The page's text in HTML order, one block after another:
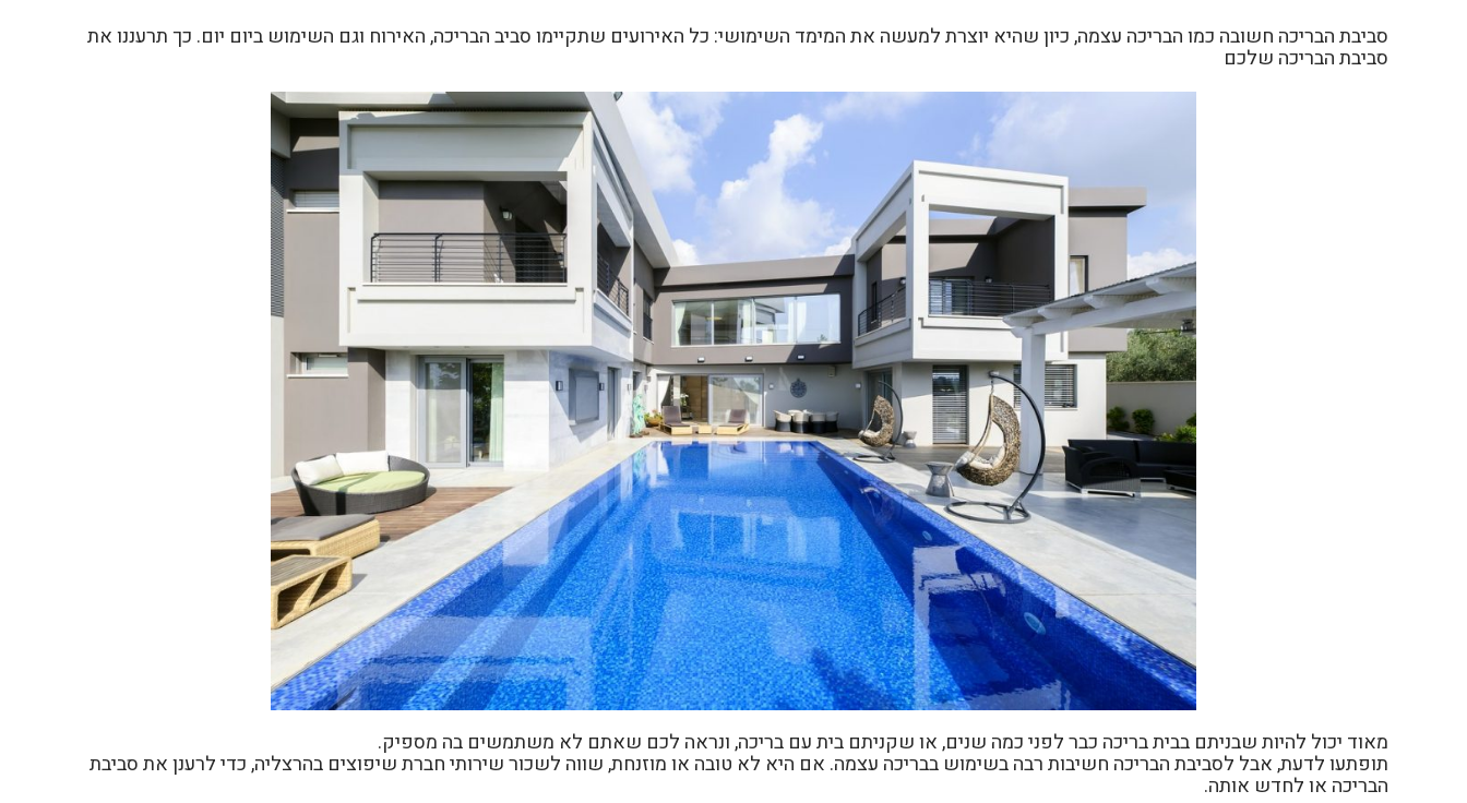
סביבת הבריכה חשובה כמו הבריכה עצמה, כיון שהיא יוצרת למעשה את המימד השימושי: כל האירועים שתקיימו סביב הבריכה, האירוח וגם השימוש ביום יום. כך תרעננו את
סביבת הבריכה שלכם
מאוד יכול להיות שבניתם בבית בריכה כבר לפני כמה שנים, או שקניתם בית עם בריכה, ונראה לכם שאתם לא משתמשים בה מספיק.
תופתעו לדעת, אבל לסביבת הבריכה חשיבות רבה בשימוש בבריכה עצמה. אם היא לא טובה או מוזנחת, שווה לשכור שירותיחברת שיפוצים בהרצליה, כדי לרענן את סביבת
הבריכה או לחדש אותה.